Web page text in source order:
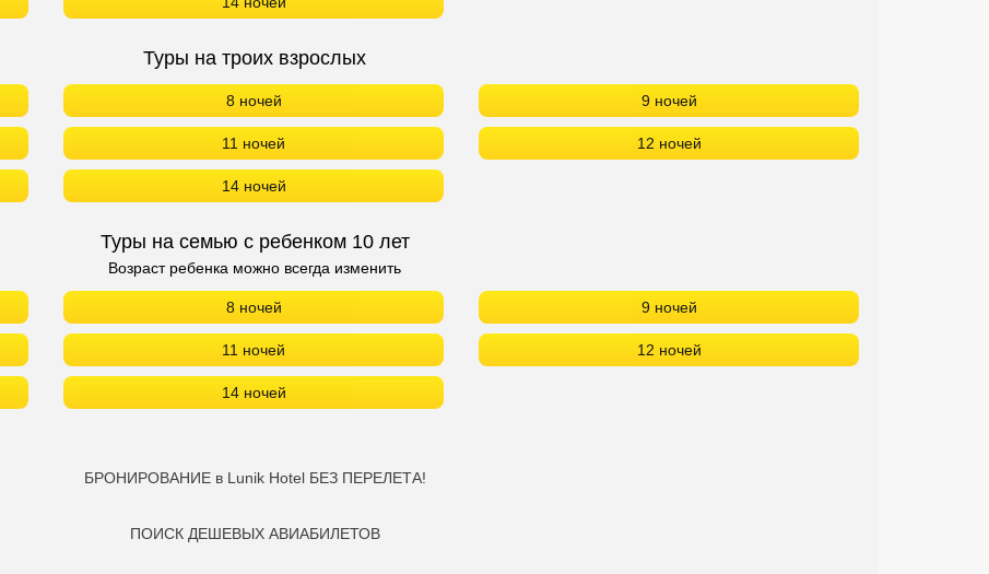
Туры на троих взрослых
8 ночей 9 ночей
11 ночей 12 ночей
14 ночей
Туры на семью с ребенком 10 лет
Возраст ребенка можно всегда изменить
8 ночей 9 ночей
11 ночей 12 ночей
14 ночей
БРОНИРОВАНИЕ в Lunik Hotel БЕЗ ПЕРЕЛЕТА!
ПОИСК ДЕШЕВЫХ АВИАБИЛЕТОВ